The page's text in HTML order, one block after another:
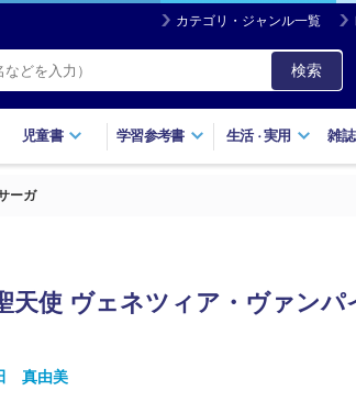
カテゴリ・ジャンル一覧
検索
児童書 学習参考書 生活・実用 雑誌
ーガ
天使 ヴェネツィア・ヴァンパ
真由美